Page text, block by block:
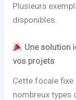
Plusieurs
disponibles.
Une solution
vos projets
Cette focale fixe
nombreux types